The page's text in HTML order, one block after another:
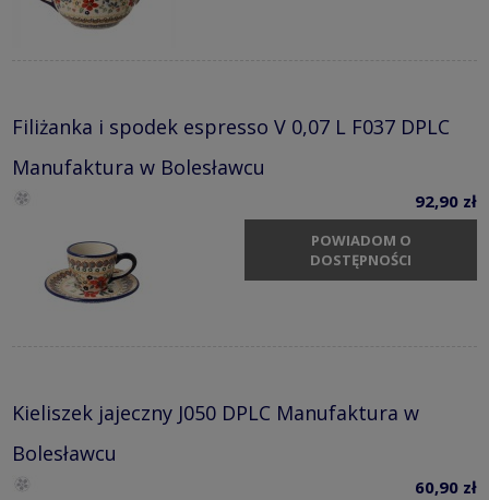
Filiżanka i spodek espresso V 0,07 L F037 DPLC
Manufaktura w Bolesławcu
92,90 zł
POWIADOM O
DOSTĘPNOŚCI
Kieliszek jajeczny J050 DPLC Manufaktura w
Bolesławcu
60,90 zł